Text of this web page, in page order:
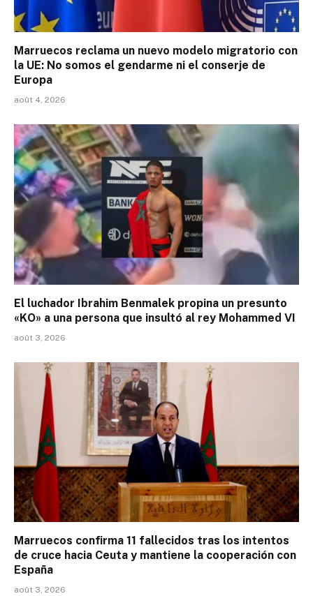
Marruecos reclama un nuevo modelo migratorio con
la UE: No somos el gendarme ni el conserje de
Europa
août 4, 2026
El luchador Ibrahim Benmalek propina un presunto
«KO» a una persona que insultó al rey Mohammed VI
août 3, 2026
Marruecos confirma 11 fallecidos tras los intentos
de cruce hacia Ceuta y mantiene la cooperación con
España
août 3, 2026